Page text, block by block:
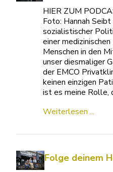
HIER ZUM
Foto: Hannah
sozialistischer
einer
Menschen in den
unser diesmaliger
der EMCO
keinen einzigen
ist es meine Rolle,
Weiterlesen ...
Folge deinem